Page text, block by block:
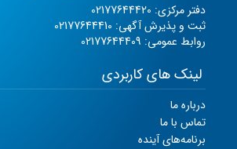
دفتر مرکزی: 02177644420
ثبت و پذیرش آگهی: 02177644410
روابط عمومی: 02177644409
لینک های کاربردی
درباره ما
تماس با ما
برنامه‌های آینده